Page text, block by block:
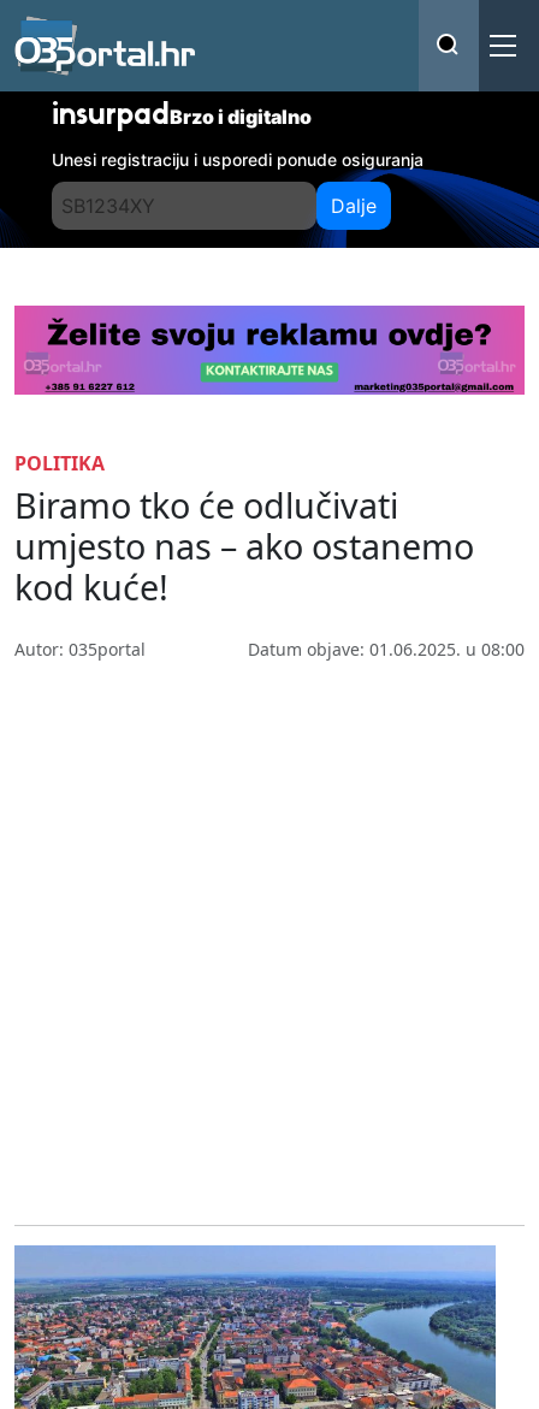
insurpadBrzo i digitalno
Unesi registraciju i usporedi ponude osiguranja
Dalje
POLITIKA
Biramo tko će odlučivati
umjesto nas – ako ostanemo
kod kuće!
Autor: 035portal Datum objave: 01.06.2025. u 08:00